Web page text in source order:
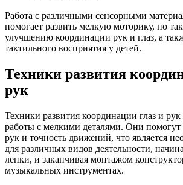
Работа с различными сенсорными
помогает развить мелкую моторику, но
улучшению координации рук и глаз, а
тактильного восприятия у детей.
Техники развития
рук
Техники развития координации глаз и
работы с мелкими деталями. Они
рук и точность движений, что является
для различных видов деятельности,
лепки, и заканчивая монтажом
музыкальных инструментах.